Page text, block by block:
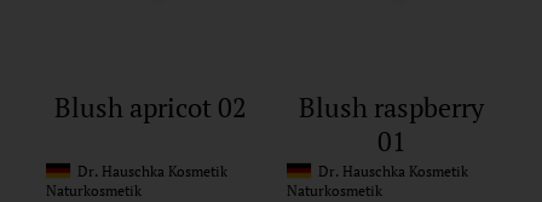
Blush apricot 02
Dr. Hauschka Kosmetik
Naturkosmetik
Blush raspberry
01
Dr. Hauschka Kosmetik
Naturkosmetik